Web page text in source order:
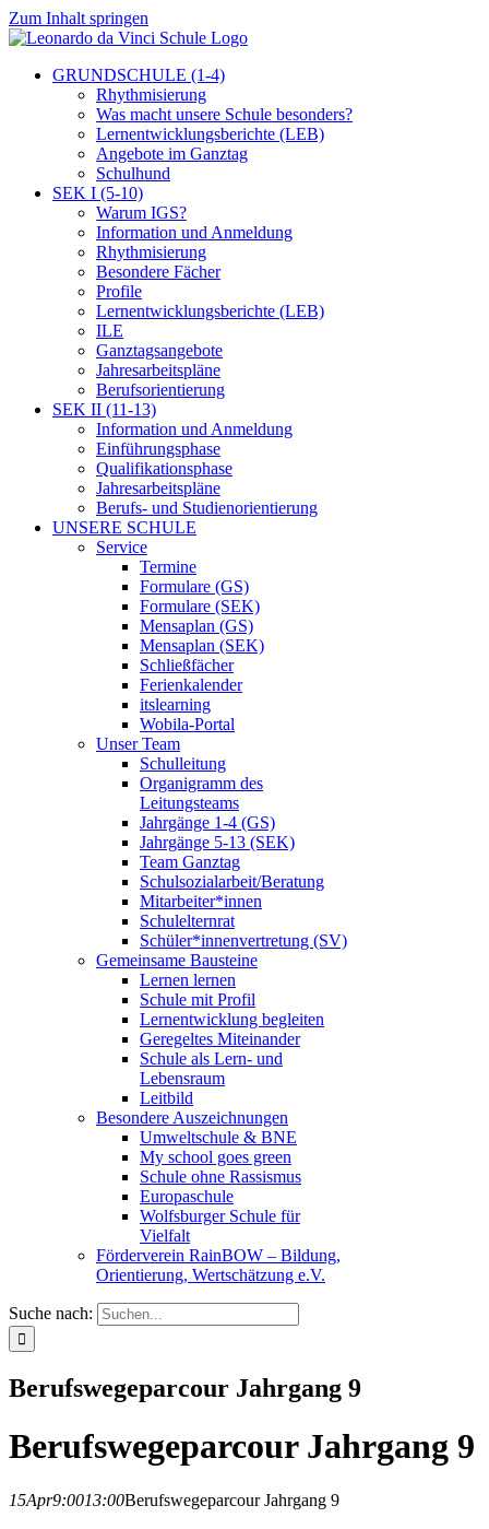
Zum Inhalt springen
GRUNDSCHULE (1-4)
Rhythmisierung
Was macht unsere Schule besonders?
Lernentwicklungsberichte (LEB)
Angebote im Ganztag
Schulhund
SEK I (5-10)
Warum IGS?
Information und Anmeldung
Rhythmisierung
Besondere Fächer
Profile
Lernentwicklungsberichte (LEB)
ILE
Ganztagsangebote
Jahresarbeitspläne
Berufsorientierung
SEK II (11-13)
Information und Anmeldung
Einführungsphase
Qualifikationsphase
Jahresarbeitspläne
Berufs- und Studienorientierung
UNSERE SCHULE
Service
Termine
Formulare (GS)
Formulare (SEK)
Mensaplan (GS)
Mensaplan (SEK)
Schließfächer
Ferienkalender
itslearning
Wobila-Portal
Unser Team
Schulleitung
Organigramm des
Leitungsteams
Jahrgänge 1-4 (GS)
Jahrgänge 5-13 (SEK)
Team Ganztag
Schulsozialarbeit/Beratung
Mitarbeiter*innen
Schulelternrat
Schüler*innenvertretung (SV)
Gemeinsame Bausteine
Lernen lernen
Schule mit Profil
Lernentwicklung begleiten
Geregeltes Miteinander
Schule als Lern- und
Lebensraum
Leitbild
Besondere Auszeichnungen
Umweltschule & BNE
My school goes green
Schule ohne Rassismus
Europaschule
Wolfsburger Schule für
Vielfalt
Förderverein RainBOW – Bildung,
Orientierung, Wertschätzung e.V.
Suche nach:
Berufswegeparcour Jahrgang 9
Berufswegeparcour Jahrgang 9
15Apr9:0013:00Berufswegeparcour Jahrgang 9